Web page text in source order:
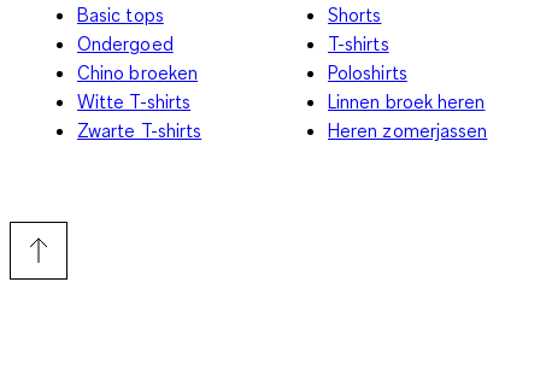
Basic tops
Ondergoed
Chino broeken
Witte T-shirts
Zwarte T-shirts
Shorts
T-shirts
Poloshirts
Linnen broek heren
Heren zomerjassen